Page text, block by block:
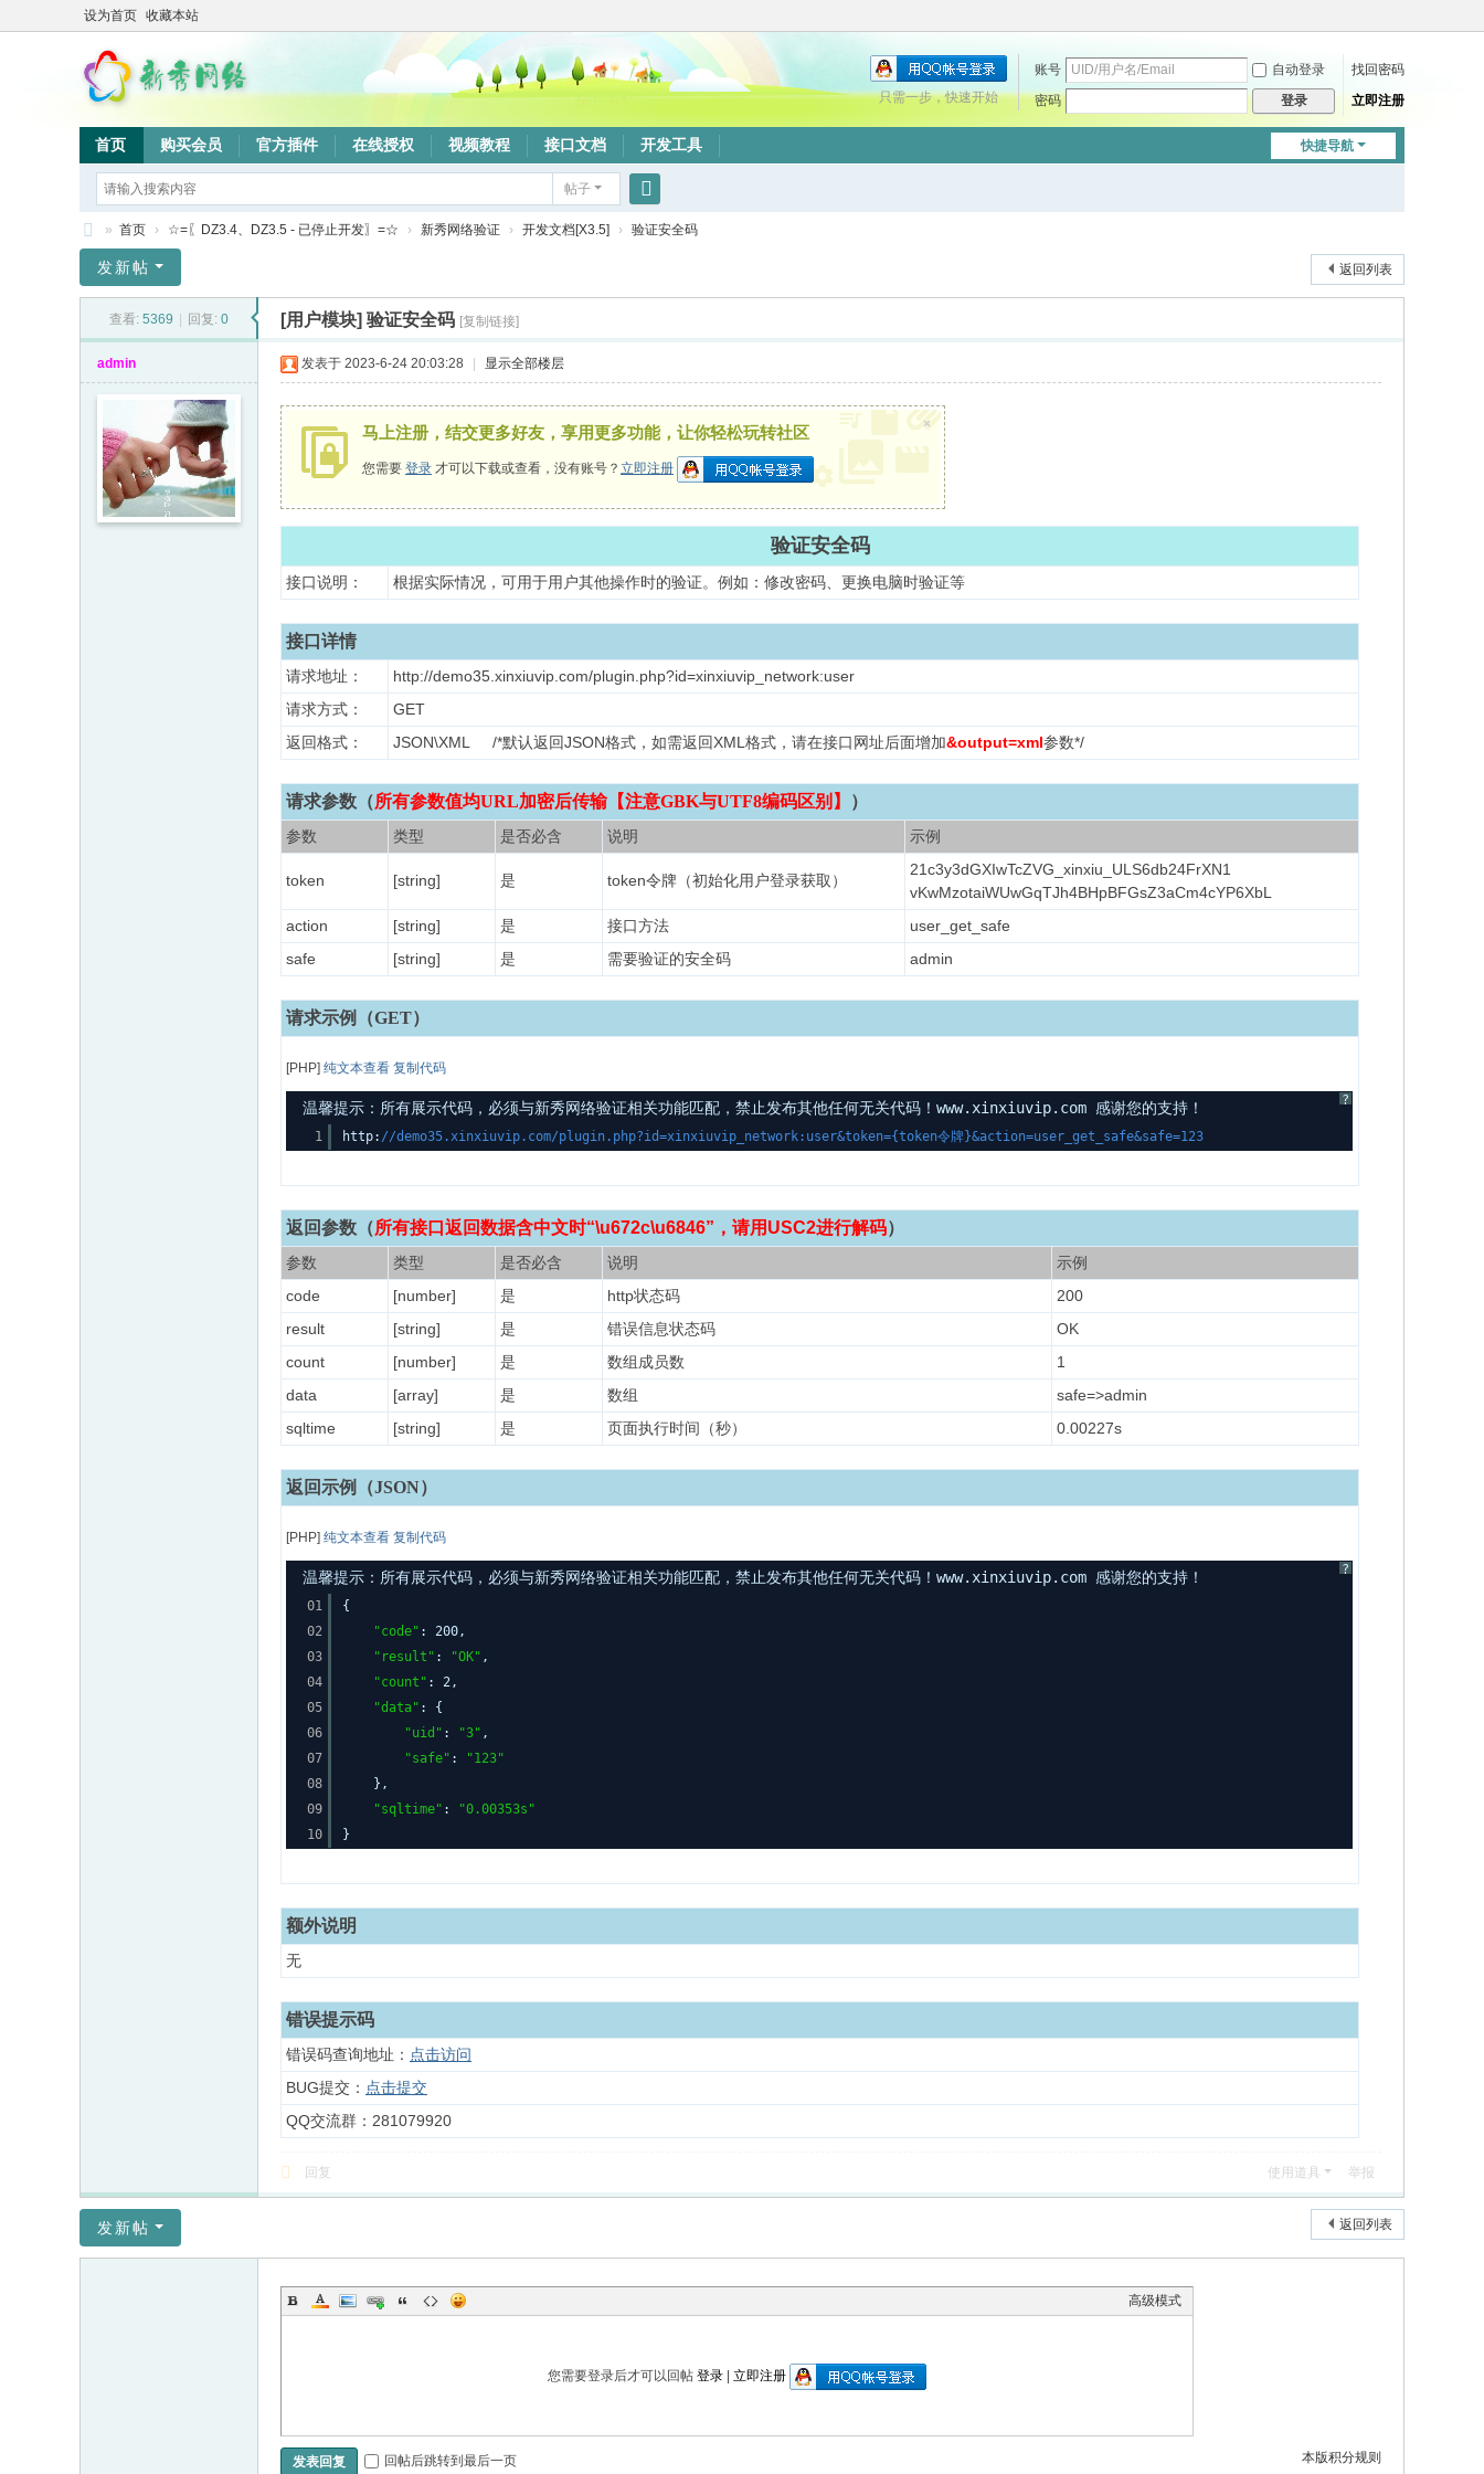
设为首页 收藏本站
账号 自动登录
找回密码
密码
登录 立即注册
只需一步，快速开始
快捷导航
首页 购买会员 官方插件 在线授权 视频教程 接口文档 开发工具
帖子
搜
秀
» 首页 › ☆=〖DZ3.4、DZ3.5 - 已停止开发〗=☆ › 新秀网络验证 › 开发文档[X3.5] › 验证安全码
返回列表
发新帖
查看: 5369 回复: 0 [用户模块] 验证安全码 [复制链接]
admin 发表于 2023-6-24 20:03:28 显示全部楼层
马上注册，结交更多好友，享用更多功能，让你轻松玩转社区
您需要 登录 才可以下载或查看，没有账号？ 立即注册
×
验证安全码
接口说明： 根据实际情况，可用于用户其他操作时的验证。例如：修改密码、更换电脑时验证等
接口详情
请求地址：
http://demo35.xinxiuvip.com/plugin.php?id=xinxiuvip_network:user
请求方式：
GET
返回格式：
JSON\XML /*默认返回JSON格式，如需返回XML格式，请在接口网址后面增加&output=xml参数*/
请求参数（所有参数值均URL加密后传输【注意GBK与UTF8编码区别】 ）
参数 类型 是否必含 说明 示例
token [string] 是 token令牌（初始化用户登录获取）
21c3y3dGXIwTcZVG_xinxiu_ULS6db24FrXN1
vKwMzotaiWUwGqTJh4BHpBFGsZ3aCm4cYP6XbL
action
[string] 是 接口方法
user_get_safe
safe
[string] 是 需要验证的安全码 admin
请求示例（GET）
[PHP] 纯文本查看 复制代码
?
温馨提示：所有展示代码，必须与新秀网络验证相关功能匹配，禁止发布其他任何无关代码！www.xinxiuvip.com 感谢您的支持！
1 http: //demo35.xinxiuvip.com/plugin.php?id=xinxiuvip_network:user&token={token令牌}&action=user_get_safe&safe=123
返回参数 （所有接口返回数据含中文时“\u672c\u6846”，请用USC2进行解码）
参数 类型 是否必含 说明
示例
code
[number] 是 http状态码
200
result
[string] 是 错误信息状态码
OK
count
[number] 是 数组成员数
1
data
[array] 是 数组
safe=>admin
sqltime
[string] 是 页面执行时间（秒） 0.00227s
返回示例（JSON）
[PHP] 纯文本查看 复制代码
?
温馨提示：所有展示代码，必须与新秀网络验证相关功能匹配，禁止发布其他任何无关代码！www.xinxiuvip.com 感谢您的支持！
01
02
03
04
05
06
07
08
09
10
{
"code" : 200,
"result" : "OK" ,
"count" : 2,
"data" : {
"uid" : "3" ,
"safe" :
"123"
},
"sqltime" :
"0.00353s"
}
额外说明
无
错误提示码
错误码查询地址： 点击访问
BUG提交： 点击提交
QQ交流群：281079920
回复 使用道具 举报
返回列表
发新帖
高级模式
您需要登录后才可以回帖 登录 立即注册
本版积分规则
发表回复 回帖后跳转到最后一页